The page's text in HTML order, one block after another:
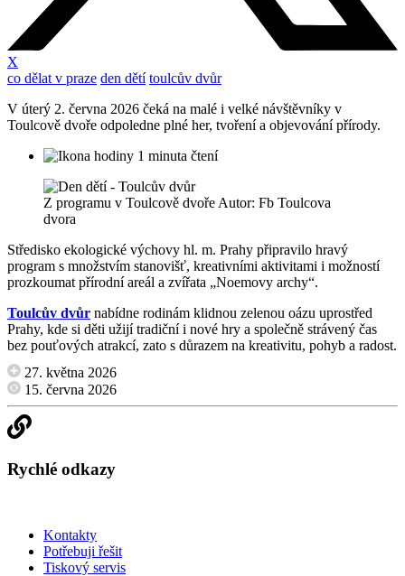
X
co dělat v praze den dětí toulcův dvůr
V úterý 2. června 2026 čeká na malé i velké návštěvníky v
Toulcově dvoře odpoledne plné her, tvoření a objevování přírody.
1 minuta čtení
Z programu v Toulcově dvoře Autor: Fb Toulcova
dvora
Středisko ekologické výchovy hl. m. Prahy připravilo hravý
program s množstvím stanovišť, kreativními aktivitami i možností
prozkoumat přírodní areál a zvířata „Noemovy archy“.
Toulcův dvůr nabídne rodinám klidnou zelenou oázu uprostřed
Prahy, kde si děti užijí tradiční i nové hry a společně strávený čas
bez pouťových atrakcí, zato s důrazem na kreativitu, pohyb a radost.
27. května 2026
15. června 2026
Rychlé odkazy
Kontakty
Potřebuji řešit
Tiskový servis